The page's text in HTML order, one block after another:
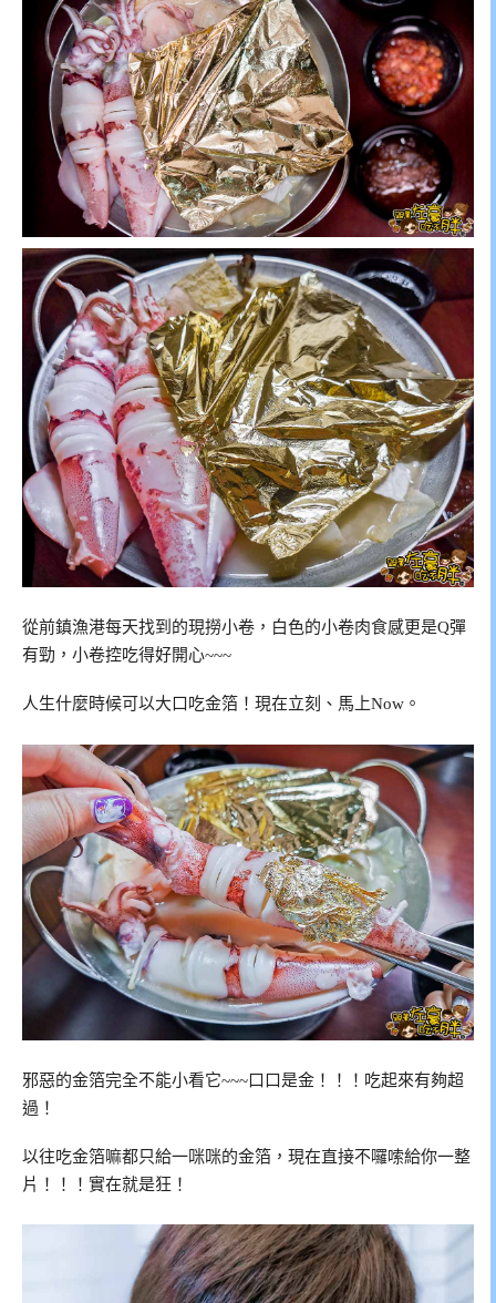
從前鎮漁港每天找到的現撈小卷，白色的小卷肉食感更是Q彈
有勁，小卷控吃得好開心~~~
人生什麼時候可以大口吃金箔！現在立刻、馬上Now。
邪惡的金箔完全不能小看它~~~口口是金！！！吃起來有夠超
過！
以往吃金箔嘛都只給一咪咪的金箔，現在直接不囉嗦給你一整
片！！！實在就是狂！